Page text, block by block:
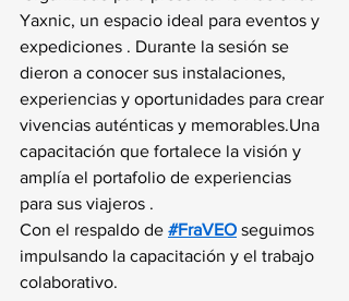
Yaxnic, un espacio ideal para eventos y
expediciones . Durante la sesión se
dieron a conocer sus instalaciones,
experiencias y oportunidades para crear
vivencias auténticas y memorables.Una
capacitación que fortalece la visión y
amplía el portafolio de experiencias
para sus viajeros .
Con el respaldo de #FraVEO seguimos
impulsando la capacitación y el trabajo
colaborativo.